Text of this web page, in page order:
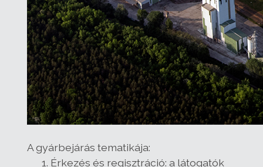
A gyárbejárás tematikája:
Érkezés és regisztráció: a látogatók